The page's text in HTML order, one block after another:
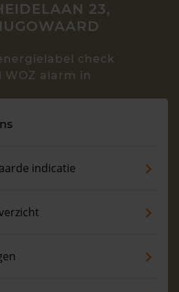
met ons op
23,
check
WOZ alarm in
indicatie